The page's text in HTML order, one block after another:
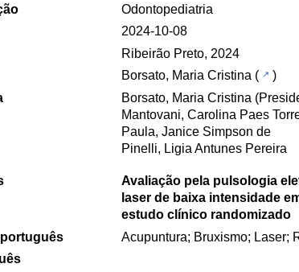
Odontopediatria
2024-10-08
Ribeirão Preto, 2024
Borsato, Maria Cristina (
)
Borsato, Maria Cristina
Mantovani, Carolina Paes
Paula, Janice Simpson de
Pinelli, Ligia Antunes Pereira
Avaliação pela pulsologia
laser de baixa intensidade
estudo clínico randomizado
Acupuntura; Bruxismo; Laser;